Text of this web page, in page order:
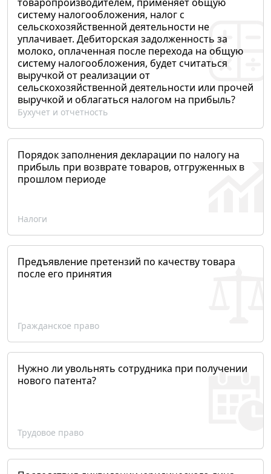
систему налогообложения, налог с
сельскохозяйственной деятельности не
уплачивает. Дебиторская задолженность за
молоко, оплаченная после перехода на общую
систему налогообложения, будет считаться
выручкой от реализации от
сельскохозяйственной деятельности или прочей
выручкой и облагаться налогом на прибыль?
Бухучет и отчетность
Порядок заполнения декларации по налогу на
прибыль при возврате товаров, отгруженных в
прошлом периоде
Налоги
Предъявление претензий по качеству товара
после его принятия
Гражданское право
Нужно ли увольнять сотрудника при получении
нового патента?
Трудовое право